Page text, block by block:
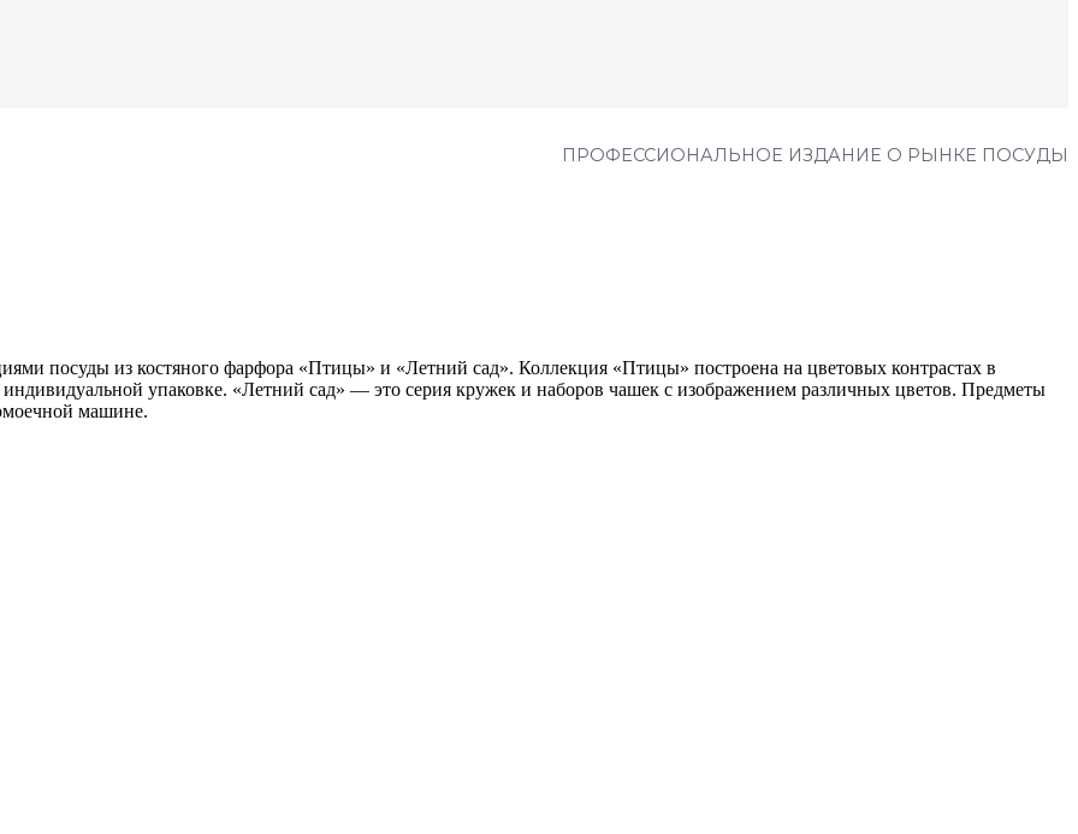
ПРОФЕССИОНАЛЬНОЕ ИЗДАНИЕ О РЫНКЕ ПОСУДЫ
посуды из костяного фарфора «Птицы» и «Летний сад». Коллекция «Птицы» построена на цветовых контрастах в
упаковке. «Летний сад» — это серия кружек и наборов чашек с изображением различных цветов. Предметы
машине.